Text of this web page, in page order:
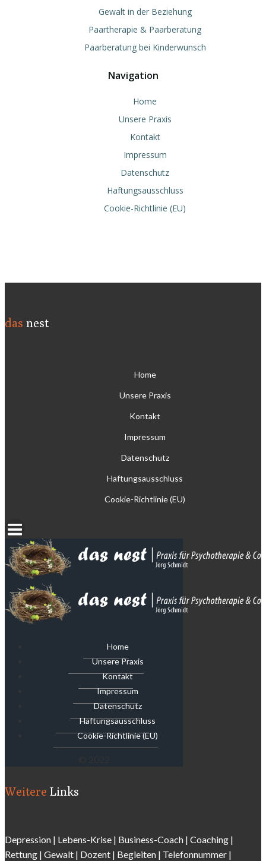
Gewalt in der Beziehung
Paartherapie & Paarberatung
Paarberatung bei Kinderwunsch
Navigation
Home
Unsere Praxis
Kontakt
Impressum
Datenschutz
Haftungsausschluss
Cookie-Richtlinie (EU)
das nest
Home
Unsere Praxis
Kontakt
Impressum
Datenschutz
Haftungsausschluss
Cookie-Richtlinie (EU)
Home
Unsere Praxis
Kontakt
Impressum
Datenschutz
Haftungsausschluss
Cookie-Richtlinie (EU)
Weitere Links
Depression | Lebens-Krise | Business-Coach | Coaching |
Rettung | Gewalt | Dozent | Begleiten | Telefonnummer |